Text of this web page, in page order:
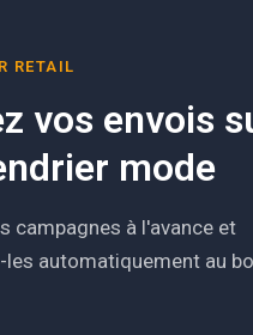
RETAIL
vos envois
mode
campagnes à l'avance et
les automatiquement au